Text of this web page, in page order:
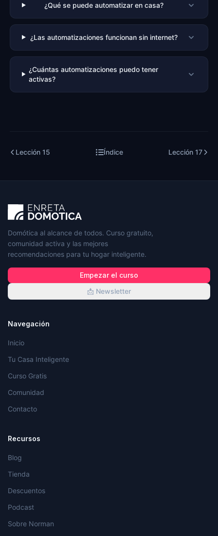
¿Qué se puede automatizar en casa?
¿Las automatizaciones funcionan sin internet?
¿Cuántas automatizaciones puedo tener
activas?
Lección 15 Índice Lección 17
Domótica al alcance de todos. Curso gratuito,
comunidad activa y las mejores
recomendaciones para tu hogar inteligente.
Empezar el curso
📩 Newsletter
Navegación
Inicio
Tu Casa Inteligente
Curso Gratis
Comunidad
Contacto
Recursos
Blog
Tienda
Descuentos
Podcast
Sobre Norman